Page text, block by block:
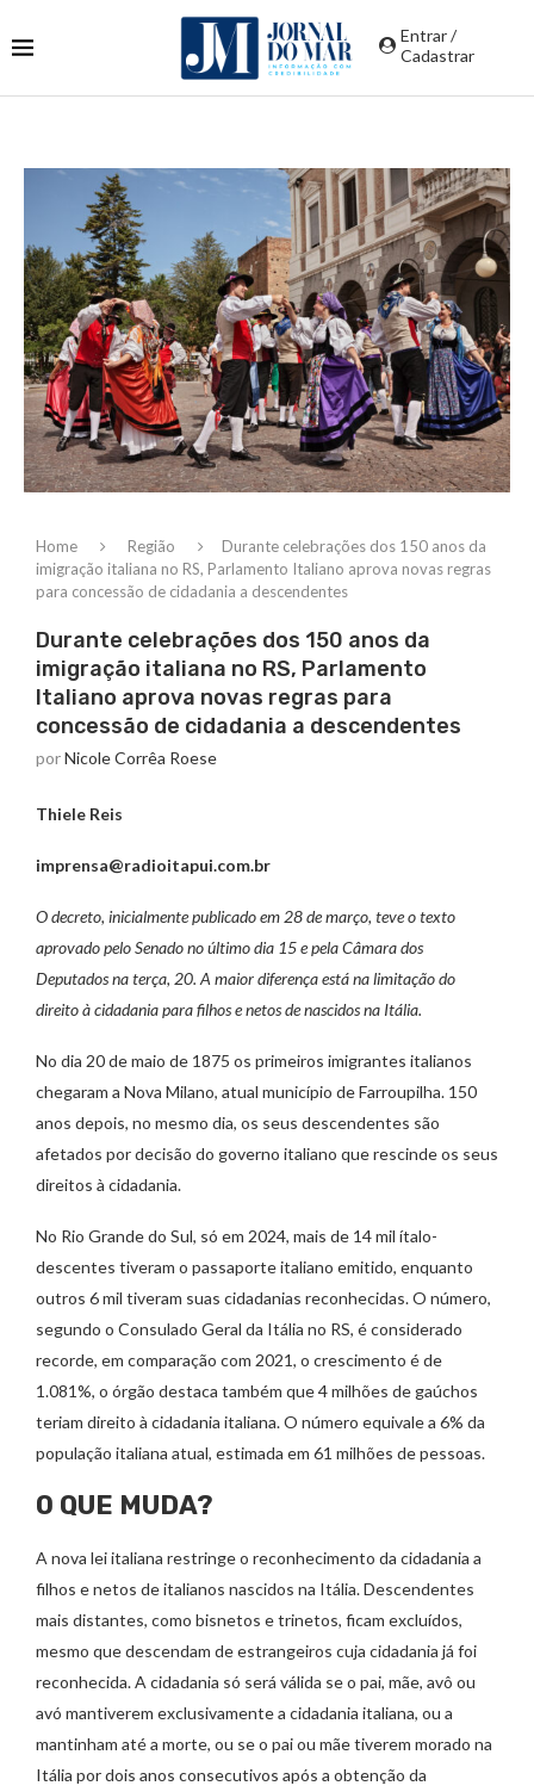
Entrar /
Cadastrar
Home Região
Durante celebrações dos 150 anos da
imigração italiana no RS, Parlamento Italiano aprova novas regras
para concessão de cidadania a descendentes
Durante celebrações dos 150 anos da
imigração italiana no RS, Parlamento
Italiano aprova novas regras para
concessão de cidadania a descendentes
porNicole Corrêa Roese
Thiele Reis
imprensa@radioitapui.com.br
O decreto, inicialmente publicado em 28 de março, teve o texto
aprovado pelo Senado no último dia 15 e pela Câmara dos
Deputados na terça, 20. A maior diferença está na limitação do
direito à cidadania para filhos e netos de nascidos na Itália.
No dia 20 de maio de 1875 os primeiros imigrantes italianos
chegaram a Nova Milano, atual município de Farroupilha. 150
anos depois, no mesmo dia, os seus descendentes são
afetados por decisão do governo italiano que rescinde os seus
direitos à cidadania.
No Rio Grande do Sul, só em 2024, mais de 14 mil ítalo-
descentes tiveram o passaporte italiano emitido, enquanto
outros 6 mil tiveram suas cidadanias reconhecidas. O número,
segundo o Consulado Geral da Itália no RS, é considerado
recorde, em comparação com 2021, o crescimento é de
1.081%, o órgão destaca também que 4 milhões de gaúchos
teriam direito à cidadania italiana. O número equivale a 6% da
população italiana atual, estimada em 61 milhões de pessoas.
O QUE MUDA?
A nova lei italiana restringe o reconhecimento da cidadania a
filhos e netos de italianos nascidos na Itália. Descendentes
mais distantes, como bisnetos e trinetos, ficam excluídos,
mesmo que descendam de estrangeiros cuja cidadania já foi
reconhecida. A cidadania só será válida se o pai, mãe, avô ou
avó mantiverem exclusivamente a cidadania italiana, ou a
mantinham até a morte, ou se o pai ou mãe tiverem morado na
Itália por dois anos consecutivos após a obtenção da